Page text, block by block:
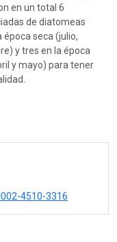
en un total 6
de diatomeas
época seca (julio,
y tres en la época
y mayo) para tener
4510-3316